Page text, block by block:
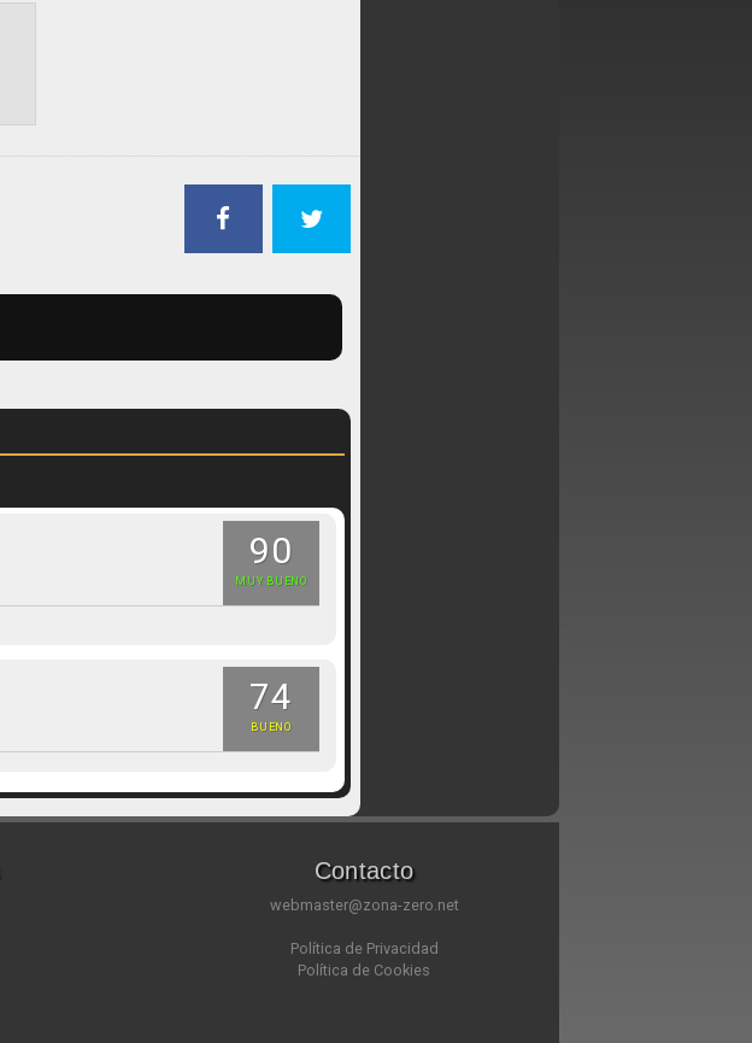
90
MUY BUENO
74
BUENO
Contacto
webmaster@zona-zero.net
Política de Privacidad
Política de Cookies